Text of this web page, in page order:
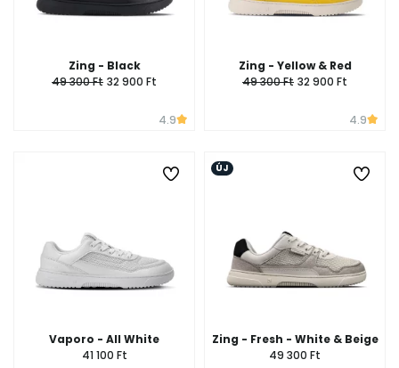
Zing - Black
49 300 Ft 32 900 Ft
4.9
Zing - Yellow & Red
49 300 Ft 32 900 Ft
4.9
Vaporo - All White
41 100 Ft
ÚJ
Zing - Fresh - White & Beige
49 300 Ft